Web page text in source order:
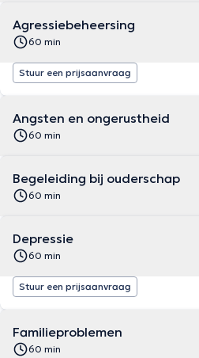
Agressiebeheersing
60 min
Stuur een prijsaanvraag
Angsten en ongerustheid
60 min
Begeleiding bij ouderschap
60 min
Depressie
60 min
Stuur een prijsaanvraag
Familieproblemen
60 min